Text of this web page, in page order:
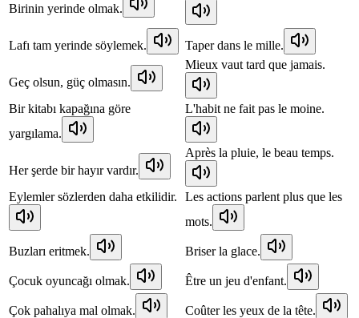
Birinin yerinde olmak.
Lafı tam yerinde söylemek. Taper dans le mille.
Geç olsun, güç olmasın.
Mieux vaut tard que jamais.
Bir kitabı kapağına göre
yargılama.
L'habit ne fait pas le moine.
Her şerde bir hayır vardır.
Après la pluie, le beau temps.
Eylemler sözlerden daha etkilidir.
Les actions parlent plus que les
mots.
Buzları eritmek. Briser la glace.
Çocuk oyuncağı olmak. Être un jeu d'enfant.
Çok pahalıya mal olmak. Coûter les yeux de la tête.